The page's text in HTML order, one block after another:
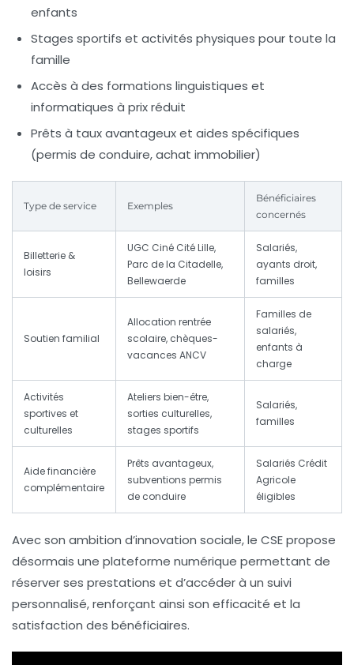
enfants
Stages sportifs et activités physiques pour toute la
famille
Accès à des formations linguistiques et
informatiques à prix réduit
Prêts à taux avantageux et aides spécifiques
(permis de conduire, achat immobilier)
Type de service Exemples
Bénéficiaires
concernés
Billetterie &
loisirs
UGC Ciné Cité Lille,
Parc de la Citadelle,
Bellewaerde
Salariés,
ayants droit,
familles
Soutien familial
Allocation rentrée
scolaire, chèques-
vacances ANCV
Familles de
salariés,
enfants à
charge
Activités
sportives et
culturelles
Ateliers bien-être,
sorties culturelles,
stages sportifs
Salariés,
familles
Aide financière
complémentaire
Prêts avantageux,
subventions permis
de conduire
Salariés Crédit
Agricole
éligibles
Avec son ambition d’innovation sociale, le CSE propose
désormais une plateforme numérique permettant de
réserver ses prestations et d’accéder à un suivi
personnalisé, renforçant ainsi son efficacité et la
satisfaction des bénéficiaires.